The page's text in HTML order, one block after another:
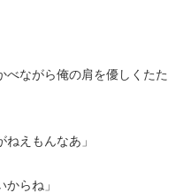
ながら俺の肩を優しくたた
ねえもんなあ」
らね」